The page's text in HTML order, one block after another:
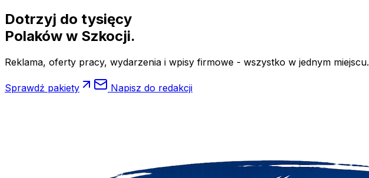
Dotrzyj do tysięcy
Polaków w Szkocji.
Reklama, oferty pracy, wydarzenia i wpisy firmowe - wszystko w jednym miejscu.
Sprawdź pakiety Napisz do redakcji